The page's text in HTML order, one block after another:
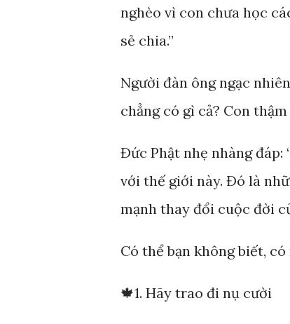
nghèo vì con chưa học
sẻ chia.”
Người đàn ông ngạc
chẳng có gì cả? Con
Đức Phật nhẹ nhàng đáp:
với thế giới này. Đó là
mạnh thay đổi cuộc đời
Có thể bạn không biết,
🍁1. Hãy trao đi nụ cười